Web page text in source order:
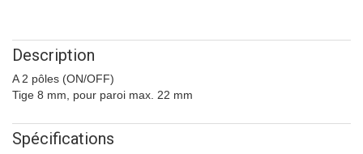
Description
A 2 pôles (ON/OFF)
Tige 8 mm, pour paroi max. 22 mm
Spécifications